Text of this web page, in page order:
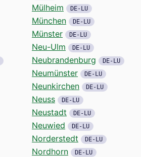
Mülheim DE-LU
München DE-LU
Münster DE-LU
Neu-Ulm DE-LU
Neubrandenburg DE-LU
Neumünster DE-LU
Neunkirchen DE-LU
Neuss DE-LU
Neustadt DE-LU
Neuwied DE-LU
Norderstedt DE-LU
Nordhorn DE-LU